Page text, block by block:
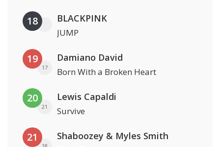
18 BLACKPINK
JUMP
19
17
Damiano David
Born With a Broken Heart
20
21
Lewis Capaldi
Survive
21 Shaboozey & Myles Smith